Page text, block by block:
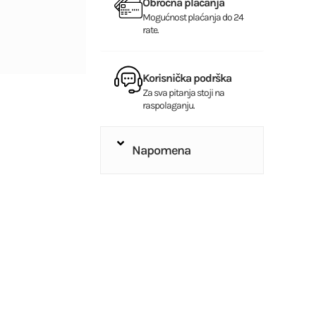
Mogućnost plaćanja do 24
rate.
Korisnička podrška
Za sva pitanja stoji na
raspolaganju.
Napomena